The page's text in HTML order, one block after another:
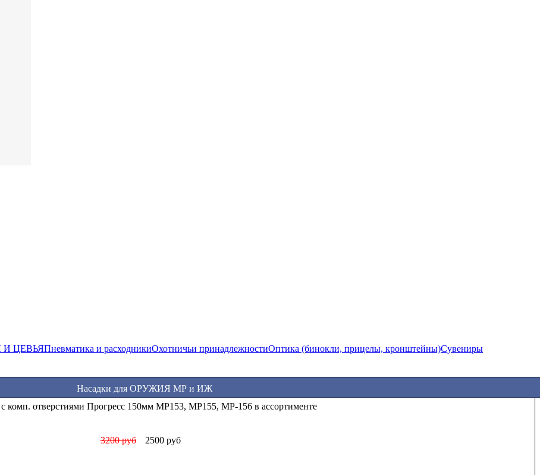
ЦЕВЬЯПневматика и расходникиОхотничьи принадлежностиОптика (бинокли, прицелы, кронштейны)Сувениры
Насадки для ОРУЖИЯ МР и ИЖ
Насадки Прогресс стандартные МР (ИЖ) 12 калибра в ассортименте
1000 руб 850 руб